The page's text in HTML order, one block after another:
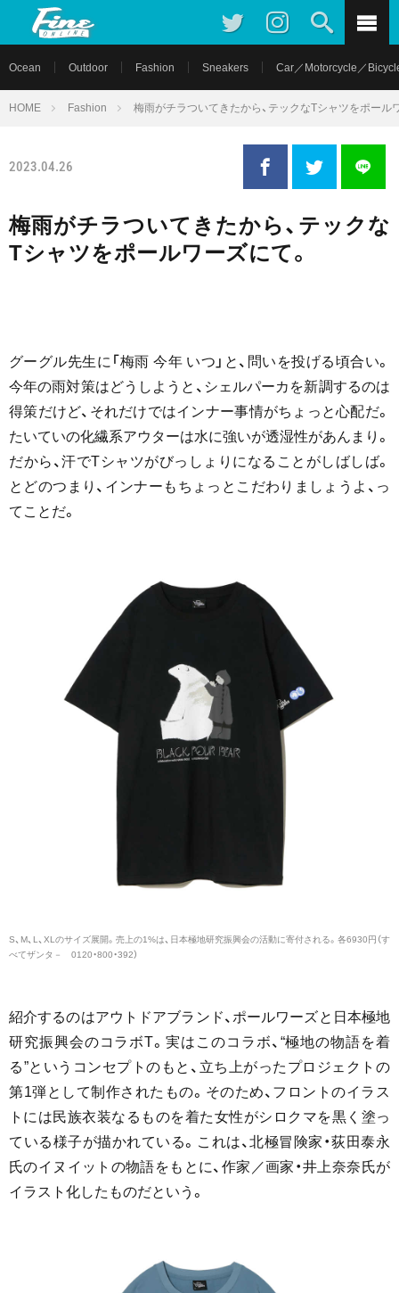
Ocean Outdoor Fashion Sneakers Car／Motorcycle／
HOME Fashion 梅雨がチラついてきたから、テックなTシャツをポール
2023.04.26
梅雨がチラついてきたから、テックな
Tシャツをポールワーズにて。
グーグル先生に「梅雨 今年 いつ」と、問いを投げる頃合い。
今年の雨対策はどうしようと、シェルパーカを新調するのは
得策だけど、それだけではインナー事情がちょっと心配だ。
たいていの化繊系アウターは水に強いが透湿性があんまり。
だから、汗でTシャツがびっしょりになることがしばしば。
とどのつまり、インナーもちょっとこだわりましょうよ、っ
てことだ。
S、M、L、XLのサイズ展開。売上の1%は、日本極地研究振興会の活動に寄付される。各6930円（す
べてザンタ－ 0120・800・392）
紹介するのはアウトドアブランド、ポールワーズと日本極地
研究振興会のコラボT。実はこのコラボ、“極地の物語を着
る”というコンセプトのもと、立ち上がったプロジェクトの
第1弾として制作されたもの。そのため、フロントのイラス
トには民族衣装なるものを着た女性がシロクマを黒く塗っ
ている様子が描かれている。これは、北極冒険家・荻田泰永
氏のイヌイットの物語をもとに、作家／画家・井上奈奈氏が
イラスト化したものだという。